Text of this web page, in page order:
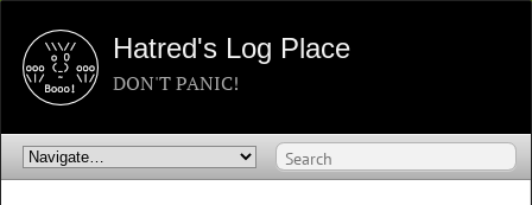
Hatred's Log Place
DON'T PANIC!